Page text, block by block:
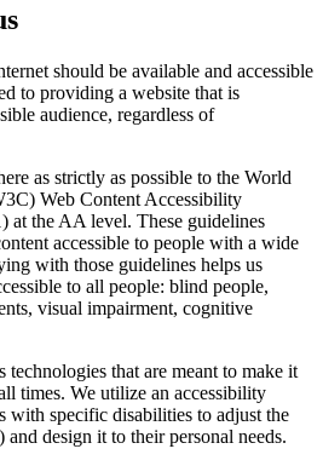
should be available and accessible
to providing a website that is
audience, regardless of
as strictly as possible to the World
Web Content Accessibility
at the AA level. These guidelines
accessible to people with a wide
with those guidelines helps us
to all people: blind people,
visual impairment, cognitive
that are meant to make it
times. We utilize an accessibility
with specific disabilities to adjust the
and design it to their personal needs.